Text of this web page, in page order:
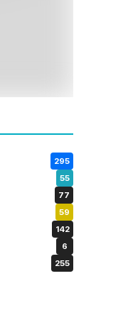
295
55
77
59
142
6
255